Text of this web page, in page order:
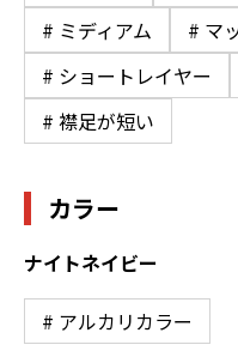
# ミディアム
# マ
# ショートレイヤー
# 襟足が短い
カラー
ナイトネイビー
# アルカリカラー